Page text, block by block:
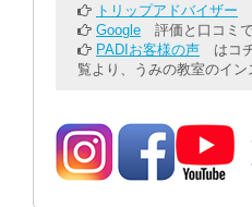
トリップアドバイザー
Google 評価と口コミ
PADIお客様の声 はコ
覧より、うみの教室のイ